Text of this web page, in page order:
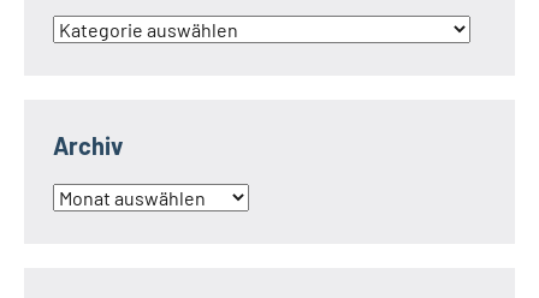
Kategorien
Archiv
Archiv